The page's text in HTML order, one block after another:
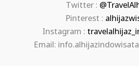
Twitter :
Pinterest :
Instagram :
Email: